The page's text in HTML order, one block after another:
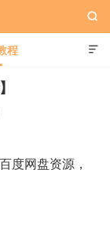

程

度网盘资源，